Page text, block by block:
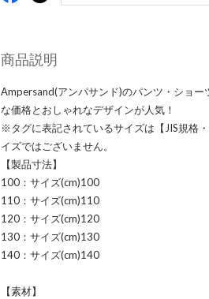
商品説明
Ampersand(アンパサンド)のパンツ・ショ
な価格とおしゃれなデザインが人気！
※タグに表記されているサイズは【JIS規格
イズではございません。
【製品寸法】
100：サイズ(cm)100
110：サイズ(cm)110
120：サイズ(cm)120
130：サイズ(cm)130
140：サイズ(cm)140
【素材】